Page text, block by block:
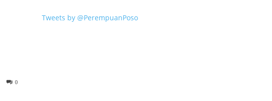
0
Tweets by @PerempuanPoso